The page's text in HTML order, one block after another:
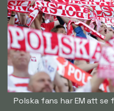
Polska fans har EM att